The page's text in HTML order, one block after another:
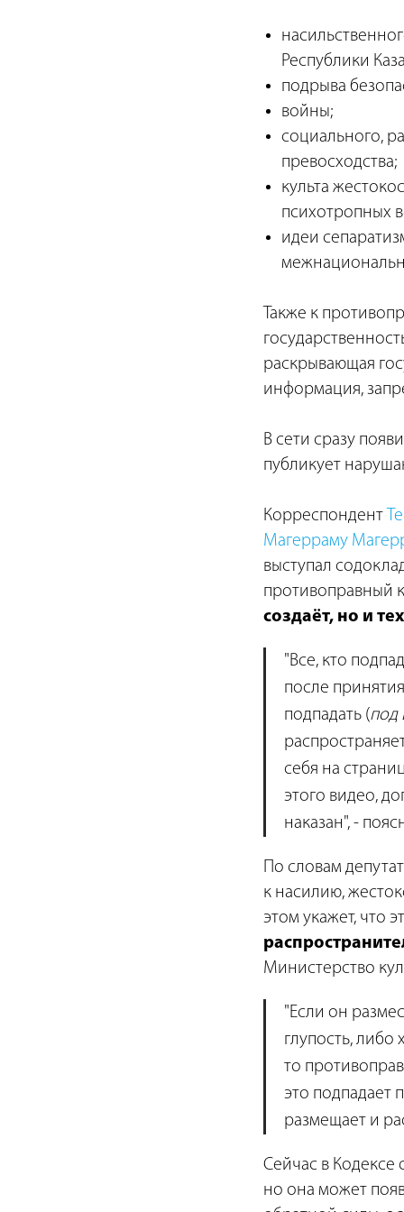
Республики
подрыва
войны;
социального,
превосходства;
культа
психотропных
идеи
Также к
раскрывающая
информация,
В сети сразу
публикует
Корреспондент
Магерраму
выступал
противоправный
создаёт, но и
"Все, кто
после
подпадать (под
себя на
этого видео,
наказан", -
По словам
к насилию,
этом укажет, что
Министерство
"Если он
глупость,
то
это подпадает
размещает и
Сейчас в Кодексе
но она может